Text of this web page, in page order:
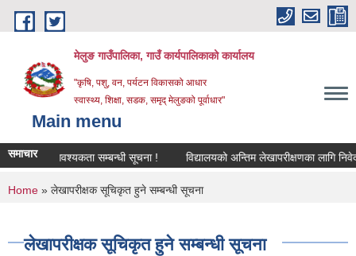
Skip to main content
मेलुङ गाउँपालिका, गाउँ कार्यपालिकाको कार्यालय
"कृषि, पशु, वन, पर्यटन विकासको आधार
स्वास्थ्य, शिक्षा, सडक, समृद् मेलुङको पूर्वाधार"
Main menu
समाचार
शिक्षक आवश्‍यकता सम्बन्धी सूचना ! विद्यालयको अन्तिम लेखापरीक्षणका लागि निवेदन
You are here
Home » लेखापरीक्षक सूचिकृत हुने सम्बन्धी सूचना
लेखापरीक्षक सूचिकृत हुने सम्बन्धी सूचना